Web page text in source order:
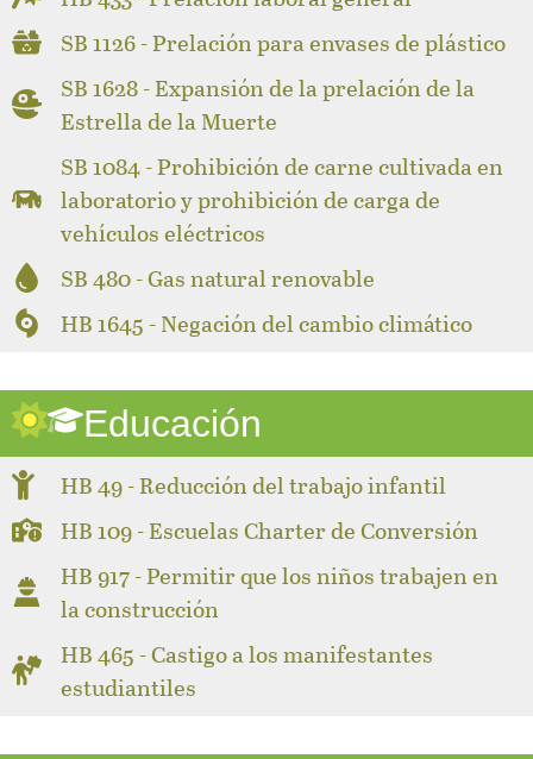
SB 1126 - Prelación para envases de plástico
SB 1628 - Expansión de la prelación de la
Estrella de la Muerte
SB 1084 - Prohibición de carne cultivada en
laboratorio y prohibición de carga de
vehículos eléctricos
SB 480 - Gas natural renovable
HB 1645 - Negación del cambio climático
Educación
HB 49 - Reducción del trabajo infantil
HB 109 - Escuelas Charter de Conversión
HB 917 - Permitir que los niños trabajen en
la construcción
HB 465 - Castigo a los manifestantes
estudiantiles